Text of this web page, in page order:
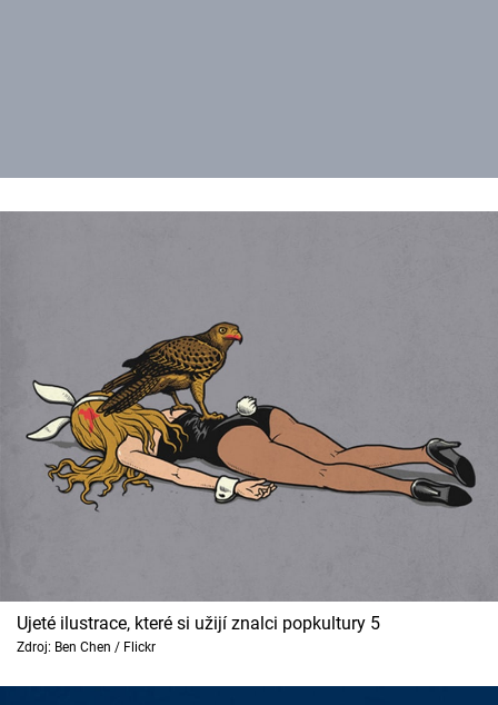
Ujeté ilustrace, které si užijí znalci popkultury 5
Zdroj: Ben Chen / Flickr